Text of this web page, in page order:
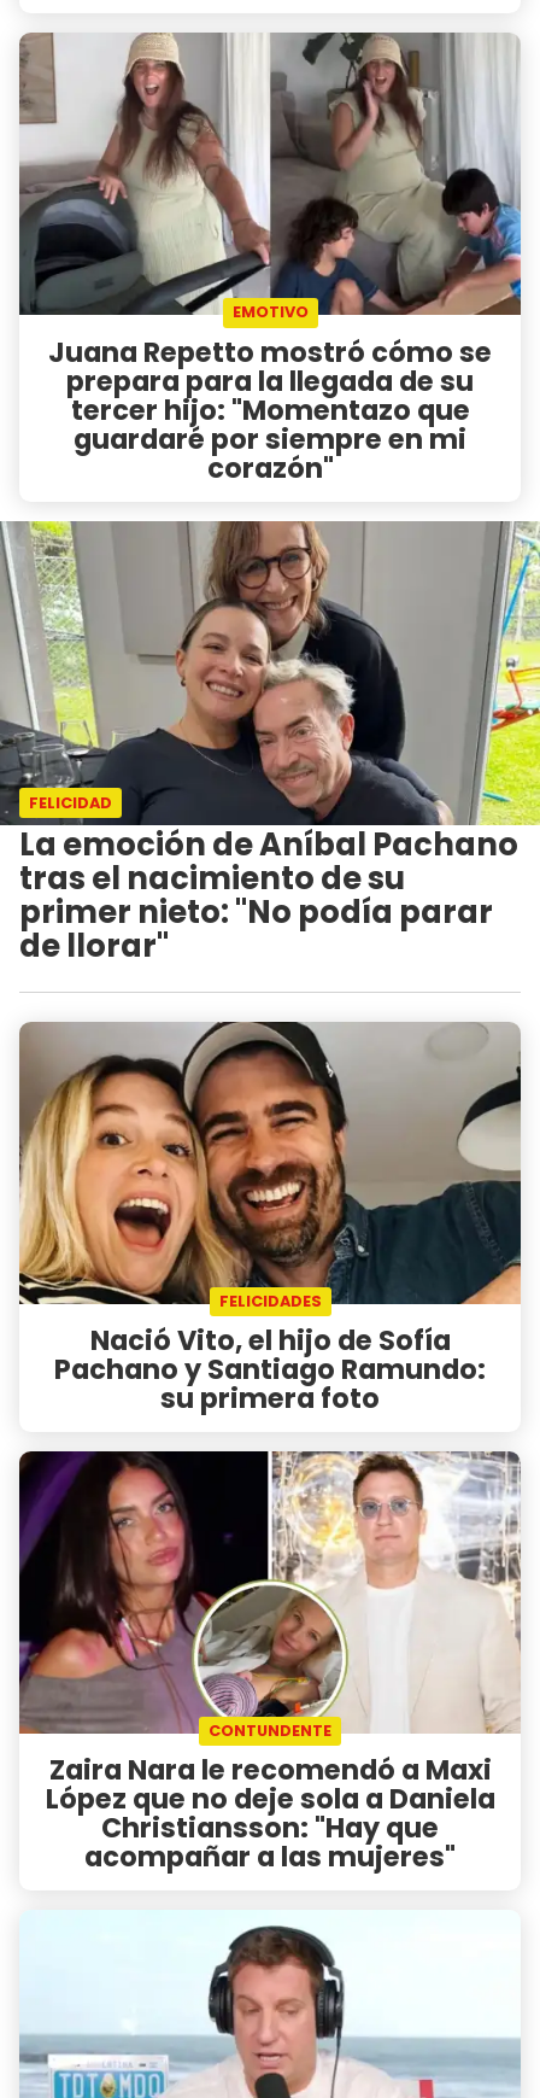
EMOTIVO
Juana Repetto mostró cómo se
prepara para la llegada de su
tercer hijo: "Momentazo que
guardaré por siempre en mi
corazón"
FELICIDAD
La emoción de Aníbal Pachano
tras el nacimiento de su
primer nieto: "No podía parar
de llorar"
FELICIDADES
Nació Vito, el hijo de Sofía
Pachano y Santiago Ramundo:
su primera foto
CONTUNDENTE
Zaira Nara le recomendó a Maxi
López que no deje sola a Daniela
Christiansson: "Hay que
acompañar a las mujeres"